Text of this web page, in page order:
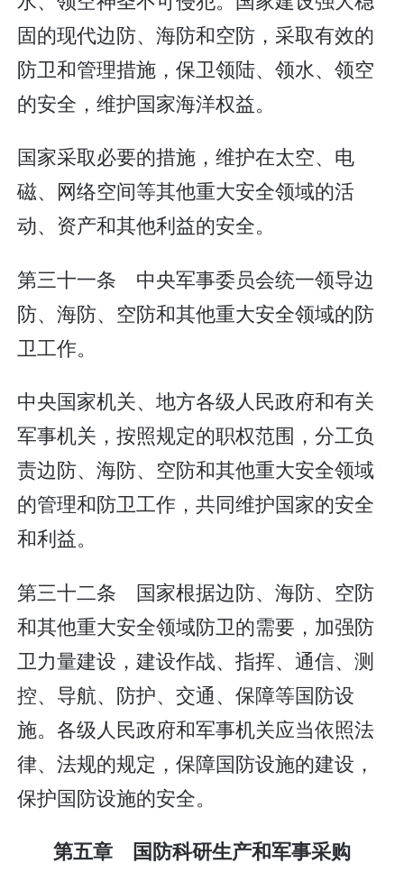
固的现代边防、海防和空防，采取有效的
防卫和管理措施，保卫领陆、领水、领空
的安全，维护国家海洋权益。
国家采取必要的措施，维护在太空、电
磁、网络空间等其他重大安全领域的活
动、资产和其他利益的安全。
第三十一条 中央军事委员会统一领导边
防、海防、空防和其他重大安全领域的防
卫工作。
中央国家机关、地方各级人民政府和有关
军事机关，按照规定的职权范围，分工负
责边防、海防、空防和其他重大安全领域
的管理和防卫工作，共同维护国家的安全
和利益。
第三十二条 国家根据边防、海防、空防
和其他重大安全领域防卫的需要，加强防
卫力量建设，建设作战、指挥、通信、测
控、导航、防护、交通、保障等国防设
施。各级人民政府和军事机关应当依照法
律、法规的规定，保障国防设施的建设，
保护国防设施的安全。
第五章 国防科研生产和军事采购